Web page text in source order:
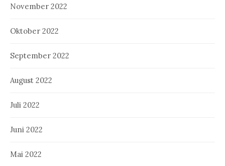
November 2022
Oktober 2022
September 2022
August 2022
Juli 2022
Juni 2022
Mai 2022